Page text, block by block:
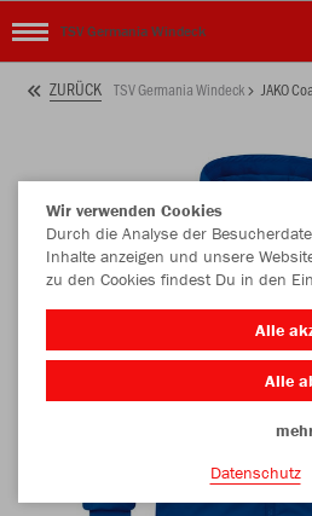
TSV Germania Windeck
ZURÜCK TSV Germania Windeck JAKO
Wir verwenden Cookies
Durch die Analyse der
Inhalte anzeigen und unsere
zu den Cookies findest Du in den
Alle
Alle
Datenschutz